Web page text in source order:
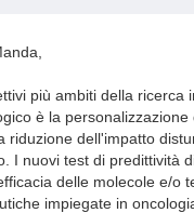
più ambiti della ricerca
è la personalizzazione
riduzione dell'impatto
I nuovi test di predittività
delle molecole e/o
impiegate in